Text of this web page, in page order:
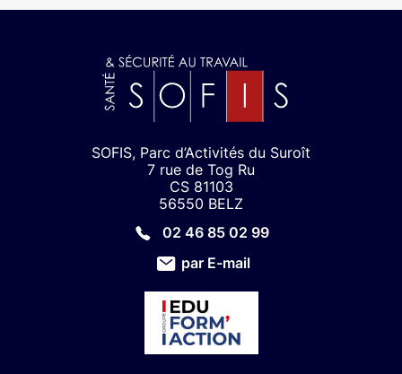
SOFIS, Parc d’Activités du Suroît
7 rue de Tog Ru
CS 81103
56550 BELZ
02 46 85 02 99
par E-mail